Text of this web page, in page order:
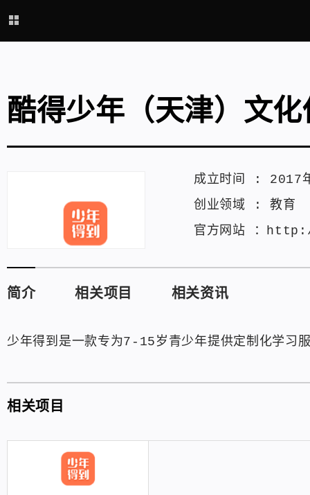
酷得少年（天津）文
成立时间 : 2017
创业领域 : 教育
官方网站 ：
简介 相关项目 相关资讯
少年得到是一款专为7-15岁青少年提供定制化学习
相关项目